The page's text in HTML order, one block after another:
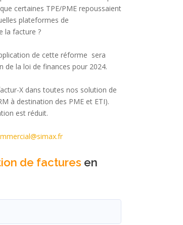
certaines TPE/PME repoussaient
plateformes de
la facture ?
de cette réforme sera
de la loi de finances pour 2024.
X dans toutes nos solution de
à destination des PME et ETI).
est réduit.
de factures en